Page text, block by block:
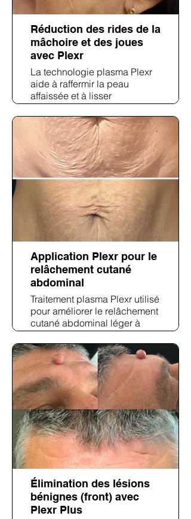
Réduction des rides de la
mâchoire et des joues
avec Plexr
La technologie plasma Plexr
aide à raffermir la peau
affaissée et à lisser
visiblement les rides
profondes autour du bas du
visage, y compris la mâchoire
et les joues, sans chirurgie.
Application Plexr pour le
relâchement cutané
abdominal
Traitement plasma Plexr utilisé
pour améliorer le relâchement
cutané abdominal léger à
modéré. L'image post-
traitement montre une texture
cutanée améliorée et un
raffermissement visible autour
de la région ombilicale.
Élimination des lésions
bénignes (front) avec
Plexr Plus